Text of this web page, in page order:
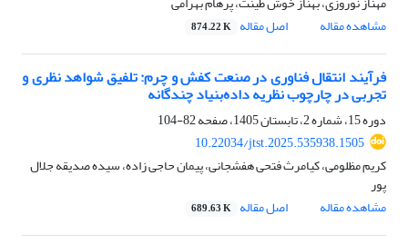
مشاهده مقاله
اصل مقاله 874.22 K
فرآیند انتقال فناوری در صنعت کفش و چرم: تلفیق شواهد نظری و
تجربی در چارچوب نظریه داده‌بنیاد چندگانه
دوره 15، شماره 2، تابستان 1405، صفحه
82-104
10.22034/jtst.2025.535938.1505
کریم مظلومی، کیامرث فتحی هفشجانی، پیمان حاجی زاده، سیده صدیقه جلال
پور
مشاهده مقاله
اصل مقاله 689.63 K